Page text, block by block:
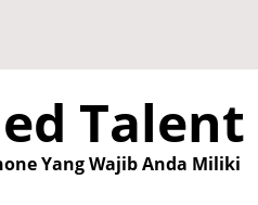
Talent
Yang Wajib Anda Miliki